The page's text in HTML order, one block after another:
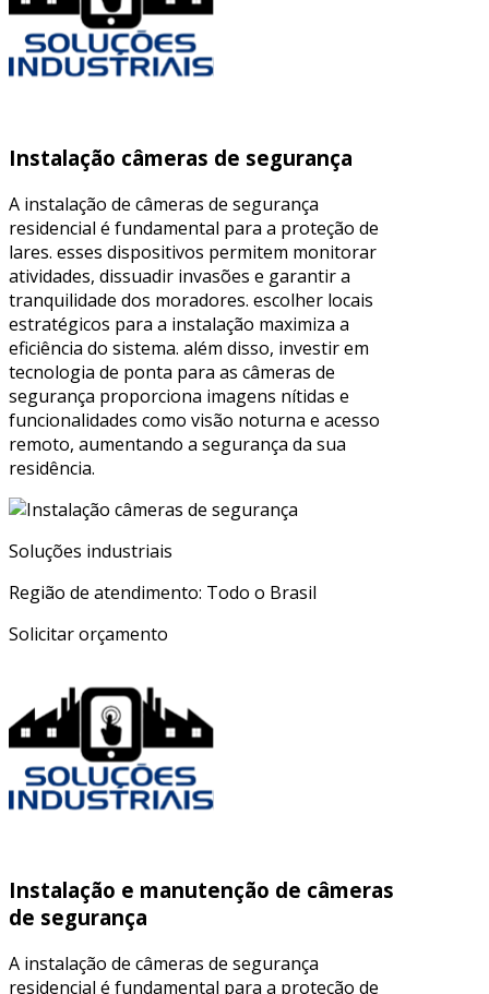
Instalação câmeras de segurança
A instalação de câmeras de segurança
residencial é fundamental para a proteção de
lares. esses dispositivos permitem monitorar
atividades, dissuadir invasões e garantir a
tranquilidade dos moradores. escolher locais
estratégicos para a instalação maximiza a
eficiência do sistema. além disso, investir em
tecnologia de ponta para as câmeras de
segurança proporciona imagens nítidas e
funcionalidades como visão noturna e acesso
remoto, aumentando a segurança da sua
residência.
Soluções industriais
Região de atendimento: Todo o Brasil
Solicitar orçamento
Instalação e manutenção de câmeras
de segurança
A instalação de câmeras de segurança
residencial é fundamental para a proteção de